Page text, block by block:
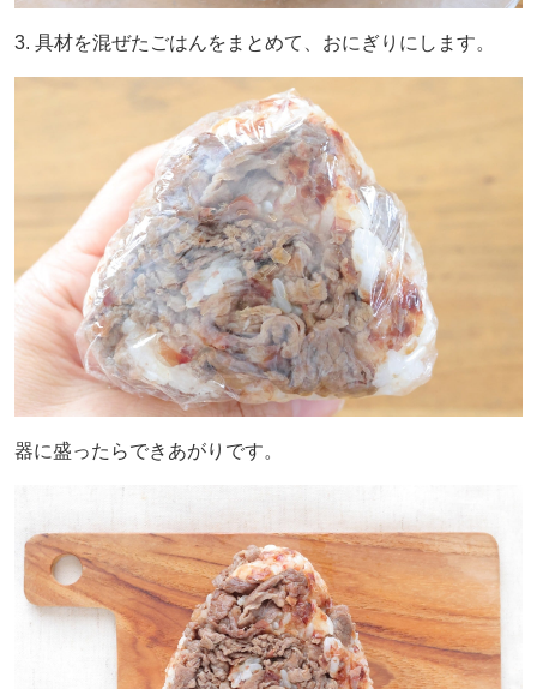
3. 具材を混ぜたごはんをまとめて、おにぎりにします。
器に盛ったらできあがりです。